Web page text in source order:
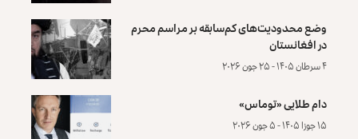
وضع محدودیت‌های کم‌سابقه بر مراسم محرم
در افغانستان
۴ سرطان ۱۴۰۵ - ۲۵ جون ۲۰۲۶
دام طلایی «توماس»
۱۵ جوزا ۱۴۰۵ - ۵ جون ۲۰۲۶